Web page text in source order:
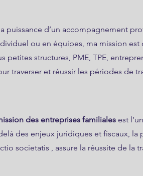
puissance d’un accompagnement
ou en équipes, ma mission est
petites structures, PME, TPE,
traverser et réussir les périodes de
des entreprises familiales est
des enjeux juridiques et fiscaux, la
societatis , assure la réussite de la